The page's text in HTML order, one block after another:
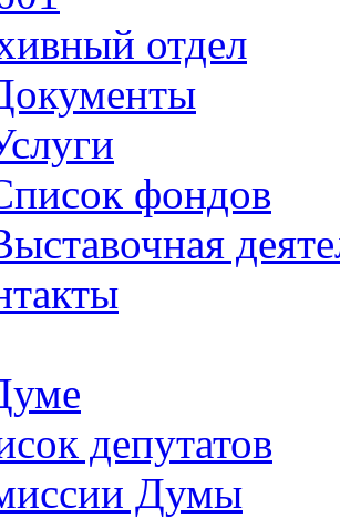
отдел
фондов
депутатов
Думы